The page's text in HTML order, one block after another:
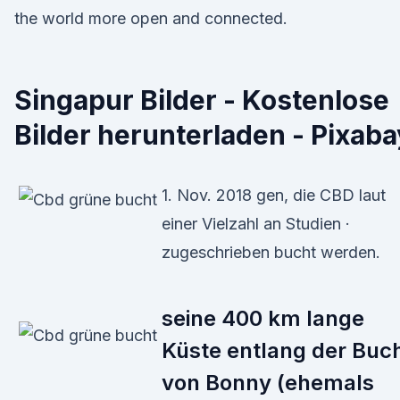
the world more open and connected.
Singapur Bilder - Kostenlose
Bilder herunterladen -
1. Nov. 2018 gen, die CBD laut
einer Vielzahl an Studien ·
zugeschrieben bucht werden.
seine 400 km lange
Küste entlang der
von Bonny (ehemals